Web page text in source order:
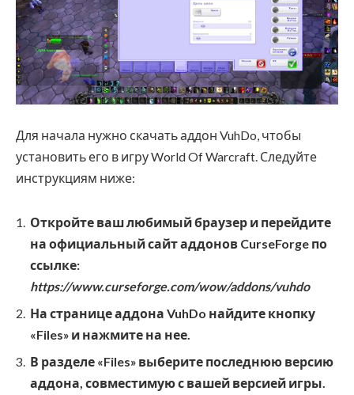
Для начала нужно скачать аддон VuhDo, чтобы
установить его в игру World Of Warcraft. Следуйте
инструкциям ниже:
Откройте ваш любимый браузер и перейдите
на официальный сайт аддонов CurseForge по
ссылке:
https://www.curseforge.com/wow/addons/vuhdo
На странице аддона VuhDo найдите кнопку
«Files» и нажмите на нее.
В разделе «Files» выберите последнюю версию
аддона, совместимую с вашей версией игры.